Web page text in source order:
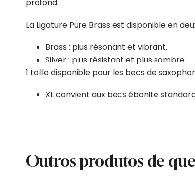
profond.
La Ligature Pure Brass est disponible en
Brass : plus résonant et vibrant.
Silver : plus résistant et plus sombre.
1 taille disponible pour les becs de
XL convient aux becs ébonite
Outros produtos de